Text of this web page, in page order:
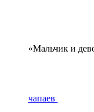
«Мальчик и
чапаев